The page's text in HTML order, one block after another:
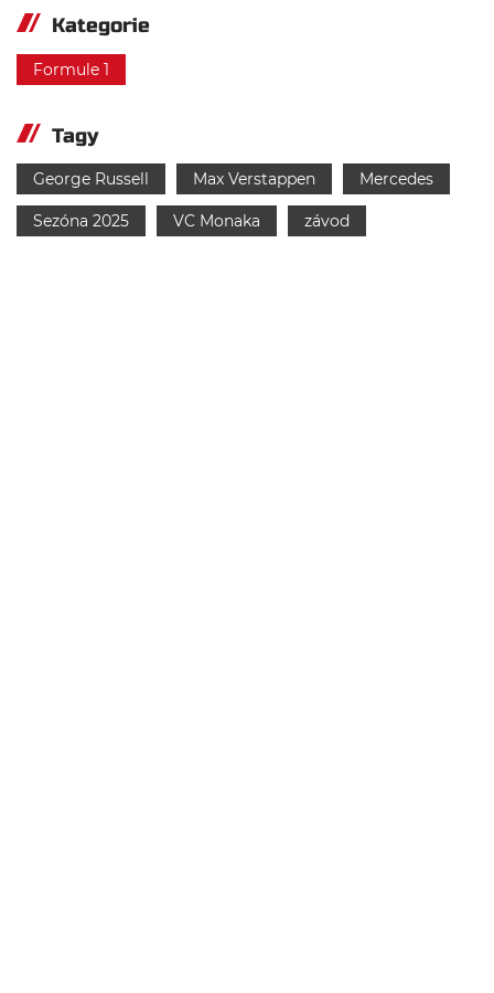
Kategorie
Formule 1
Tagy
George Russell Max Verstappen Mercedes
Sezóna 2025 VC Monaka závod